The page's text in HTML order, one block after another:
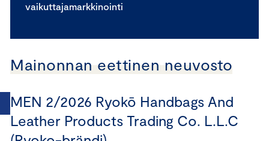
vaikuttajamarkkinointi
Mainonnan eettinen neuvosto
MEN 2/2026 Ryokō Handbags And
Leather Products Trading Co. L.L.C